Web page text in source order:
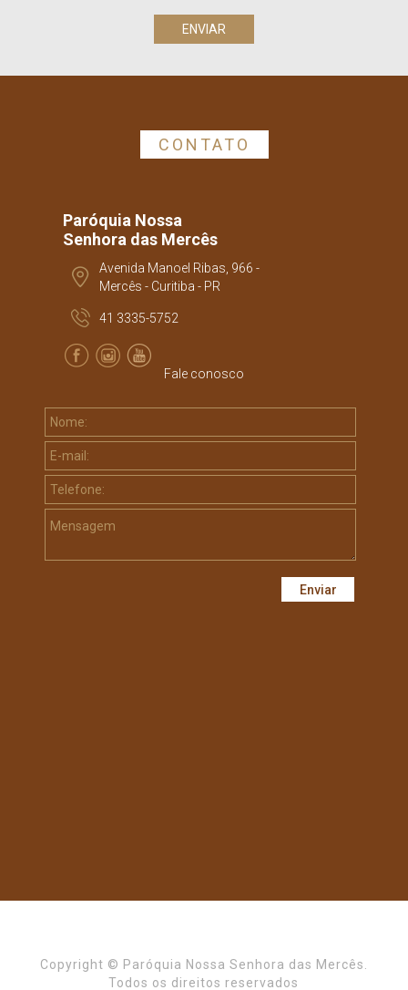
CONTATO
Paróquia Nossa
Senhora das Mercês
Avenida Manoel Ribas, 966 -
Mercês - Curitiba - PR
41 3335-5752
Fale conosco
Copyright © Paróquia Nossa Senhora das Mercês.
Todos os direitos reservados